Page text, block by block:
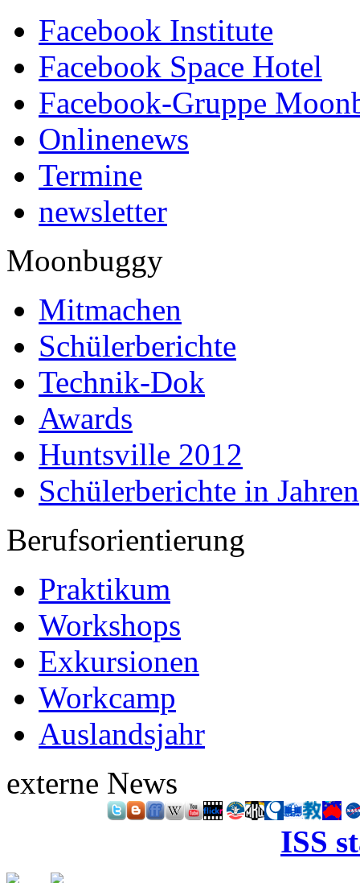
Facebook Institute
Facebook Space Hotel
Facebook-Gruppe
Onlinenews
Termine
newsletter
Moonbuggy
Mitmachen
Schülerberichte
Technik-Dok
Awards
Huntsville 2012
Schülerberichte in Jahren
Berufsorientierung
Praktikum
Workshops
Exkursionen
Workcamp
Auslandsjahr
externe News
ISS